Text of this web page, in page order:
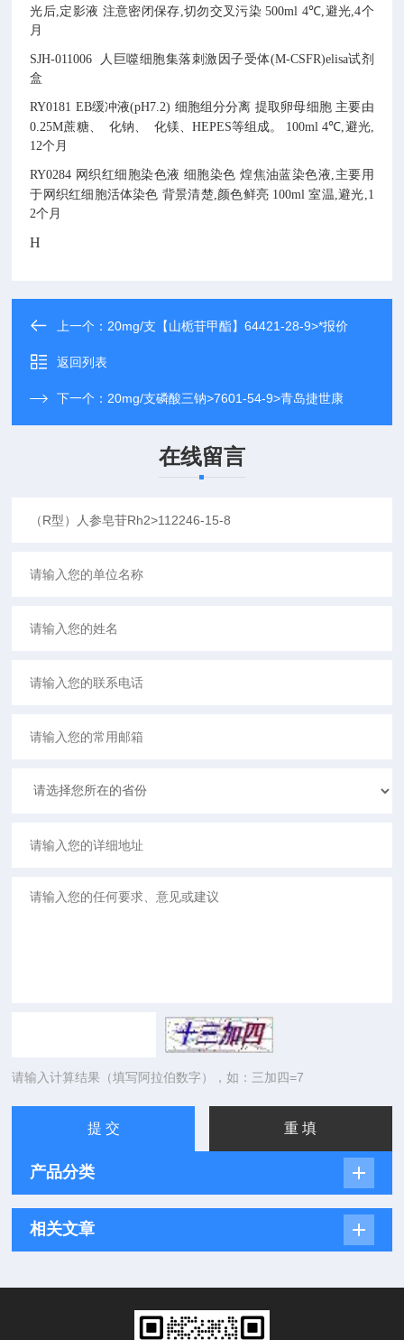
光后,定影液 注意密闭保存,切勿交叉污染 500ml 4℃,避光,4个
月
SJH-011006
人巨噬细胞集落刺激因子受体(M-CSFR)elisa试剂
盒
RY0181 EB缓冲液(pH7.2) 细胞组分分离 提取卵母细胞 主要由
0.25M蔗糖、
化钠、 化镁、HEPES等组成。 100ml 4℃,避光,
12个月
RY0284 网织红细胞染色液 细胞染色 煌焦油蓝染色液,主要用
于网织红细胞活体染色 背景清楚,颜色鲜亮 100ml 室温,避光,1
2个月
H
上一个： 20mg/支【山栀苷甲酯】64421-28-9>*报价
返回列表
下一个： 20mg/支磷酸三钠>7601-54-9>青岛捷世康
在线留言
请输入计算结果（填写阿拉伯数字），如：三加四=7
产品分类
相关文章